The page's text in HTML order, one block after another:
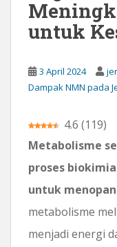
untuk
3 April 2024
Dampak NMN pada
4.6 (119)
Metabolisme
proses
untuk
metabolisme
menjadi energi